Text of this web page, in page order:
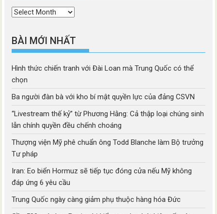
Thời
BÀI MỚI NHẤT
Hình thức chiến tranh với Đài Loan mà Trung Quốc có thể
chọn
Ba người đàn bà với kho bí mật quyền lực của đảng CSVN
“Livestream thế kỷ” từ Phương Hằng: Cả thập loại chúng sinh
lẫn chính quyền đều chếnh choáng
Thượng viện Mỹ phê chuẩn ông Todd Blanche làm Bộ trưởng
Tư pháp
Iran: Eo biển Hormuz sẽ tiếp tục đóng cửa nếu Mỹ không
đáp ứng 6 yêu cầu
Trung Quốc ngày càng giảm phụ thuộc hàng hóa Đức